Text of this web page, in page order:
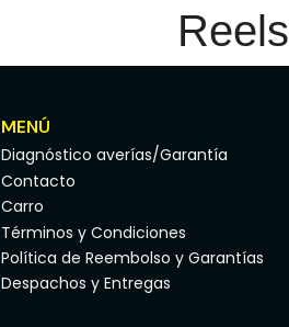
Reels
MENÚ
Diagnóstico averías/Garantía
Contacto
Carro
Términos y Condiciones
Política de Reembolso y Garantías
Despachos y Entregas